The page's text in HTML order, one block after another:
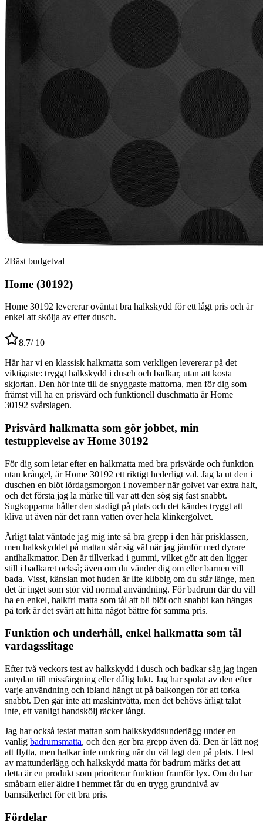
2Bäst budgetval
Home (30192)
Home 30192 levererar oväntat bra halkskydd för ett lågt pris och är
enkel att skölja av efter dusch.
8.7/ 10
Här har vi en klassisk halkmatta som verkligen levererar på det
viktigaste: tryggt halkskydd i dusch och badkar, utan att kosta
skjortan. Den hör inte till de snyggaste mattorna, men för dig som
främst vill ha en prisvärd och funktionell duschmatta är Home
30192 svårslagen.
Prisvärd halkmatta som gör jobbet, min
testupplevelse av Home 30192
För dig som letar efter en halkmatta med bra prisvärde och funktion
utan krångel, är Home 30192 ett riktigt hederligt val. Jag la ut den i
duschen en blöt lördagsmorgon i november när golvet var extra halt,
och det första jag la märke till var att den sög sig fast snabbt.
Sugkopparna håller den stadigt på plats och det kändes tryggt att
kliva ut även när det rann vatten över hela klinkergolvet.
Ärligt talat väntade jag mig inte så bra grepp i den här prisklassen,
men halkskyddet på mattan står sig väl när jag jämför med dyrare
antihalkmattor. Den är tillverkad i gummi, vilket gör att den ligger
still i badkaret också; även om du vänder dig om eller barnen vill
bada. Visst, känslan mot huden är lite klibbig om du står länge, men
det är inget som stör vid normal användning. För badrum där du vill
ha en enkel, halkfri matta som tål att bli blöt och snabbt kan hängas
på tork är det svårt att hitta något bättre för samma pris.
Funktion och underhåll, enkel halkmatta som tål
vardagsslitage
Efter två veckors test av halkskydd i dusch och badkar såg jag ingen
antydan till missfärgning eller dålig lukt. Jag har spolat av den efter
varje användning och ibland hängt ut på balkongen för att torka
snabbt. Den går inte att maskintvätta, men det behövs ärligt talat
inte, ett vanligt handskölj räcker långt.
Jag har också testat mattan som halkskyddsunderlägg under en
vanlig badrumsmatta, och den ger bra grepp även då. Den är lätt nog
att flytta, men halkar inte omkring när du väl lagt den på plats. I test
av mattunderlägg och halkskydd matta för badrum märks det att
detta är en produkt som prioriterar funktion framför lyx. Om du har
småbarn eller äldre i hemmet får du en trygg grundnivå av
barnsäkerhet för ett bra pris.
Fördelar